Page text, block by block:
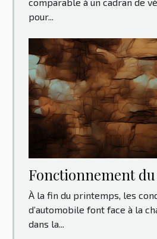
pour...
Fonctionnement
À la fin du printemps, les
d’automobile font face à la
dans la...